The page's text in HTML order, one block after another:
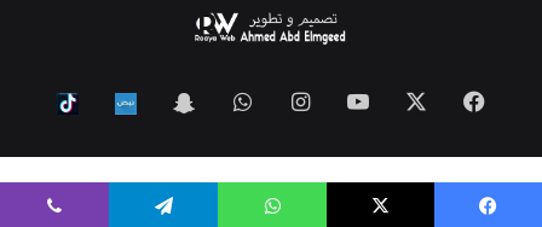
فيسبوك ‫YouTubeانستقرامواتساب Snapchat
Nabd
WP Twitter Auto Publish Powered By : XYZScripts.com